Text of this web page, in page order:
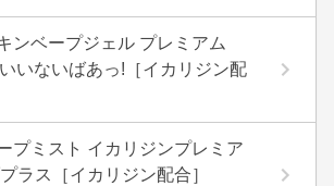
ンベープジェル プレミアム
いないばあっ!［イカリジン配
プミスト イカリジンプレミア
ラス［イカリジン配合］